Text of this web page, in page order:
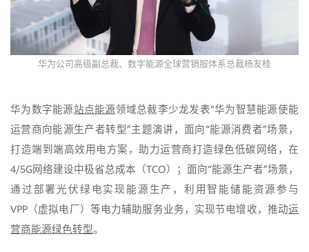
华为公司高级副总裁、数字能源全球营销服体系总裁杨友桂
华为数字能源站点能源领域总裁李少龙发表“华为智慧能源使能
运营商向能源生产者转型”主题演讲，面向“能源消费者”场景，
打造端到端高效用电方案，助力运营商打造绿色低碳网络，在
4/5G网络建设中极省总成本（TCO）；面向“能源生产者”场景，
通过部署光伏绿电实现能源生产，利用智能储能资源参与
VPP（虚拟电厂）等电力辅助服务业务，实现节电增收，推动运
营商能源绿色转型。